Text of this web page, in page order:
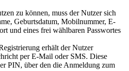
zu können, muss der Nutzer sich
Geburtsdatum, Mobilnummer, E-
und eines frei wählbaren Passwortes
erhält der Nutzer
per E-Mail oder SMS. Diese
PIN, über den die Anmeldung zum